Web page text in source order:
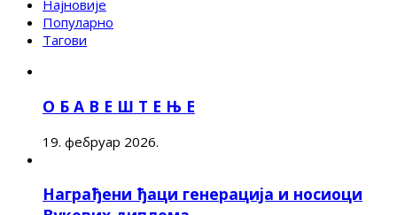
Најновије
Популарно
Тагови
О Б А В Е Ш Т Е Њ Е
19. фебруар 2026.
Награђени ђаци генерација и носиоци